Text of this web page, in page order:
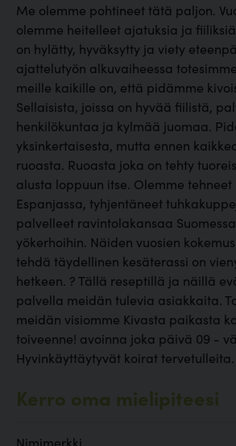
Me olemme pohtineet tätä paljon.
olemme heitelleet ajatuksia ja
on hylätty, hyväksytty ja viety
ajattelutyön alkuvaiheessa
meille kaikille on, että pidämme
Sellaisista, joissa on hyvää fiilistä,
henkilökuntaa ja kylmää juomaa.
yksinkertaisesta, mutta ennen
ruoasta. Ruoasta joka on tehty
alusta loppuun itse. Olemme tehneet
Espanjassa, tyhjentäneet
palvelleet ravintolakansaa
yökerhoihin. Näiden vuosien
tehdä täydellinen kesäterassi on
hetkeen. ? Tällä reseptillä ja näillä
palvella meidän tulevia asiakkaita.
meidän visiomme Kivasta paikasta
toiveenne! avoinna joka päivä 09 -
Hyvinkäyttäytyvät koirat tervetulleita.
Kerro oma mielipiteesi
Nimimerkki